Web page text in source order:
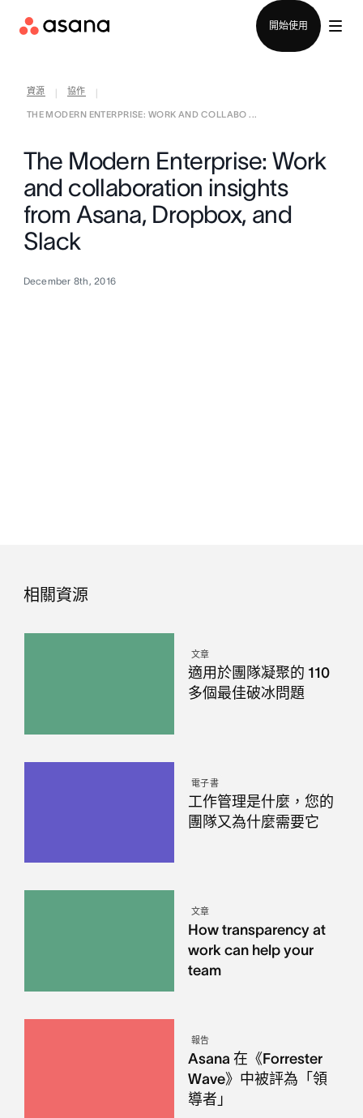
開始使用
資源 協作
THE MODERN ENTERPRISE: WORK AND COLLABO ...
The Modern Enterprise: Work
and collaboration insights
from Asana, Dropbox, and
Slack
December 8th, 2016
相關資源
文章
適用於團隊凝聚的 110
多個最佳破冰問題
電子書
工作管理是什麼，您的
團隊又為什麼需要它
文章
How transparency at
work can help your
team
報告
Asana 在《Forrester
Wave》中被評為「領
導者」